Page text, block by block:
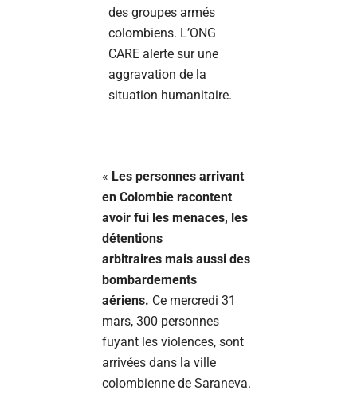
des groupes armés
colombiens. L’ONG
CARE alerte sur une
aggravation de la
situation humanitaire.
« Les personnes arrivant
en Colombie racontent
avoir fui les menaces, les
détentions
arbitraires mais aussi des
bombardements
aériens. Ce mercredi 31
mars, 300 personnes
fuyant les violences, sont
arrivées dans la ville
colombienne de Saraneva.